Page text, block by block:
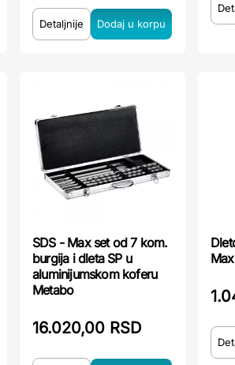
Detaljnije
SDS - Max set od 7 kom.
burgija i dleta SP u
aluminijumskom koferu
Metabo
16.020,00 RSD